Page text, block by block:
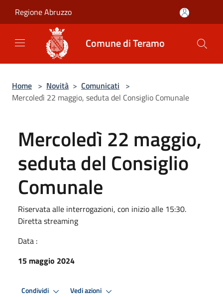
Regione Abruzzo
Comune di Teramo
Home > Novità > Comunicati >
Mercoledì 22 maggio, seduta del Consiglio Comunale
Mercoledì 22 maggio,
seduta del Consiglio
Comunale
Riservata alle interrogazioni, con inizio alle 15:30.
Diretta streaming
Data :
15 maggio 2024
Condividi Vedi azioni